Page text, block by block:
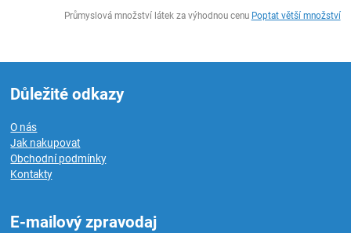
Průmyslová množství látek za výhodnou cenu Poptat větší množství
Důležité odkazy
O nás
Jak nakupovat
Obchodní podmínky
Kontakty
E-mailový zpravodaj